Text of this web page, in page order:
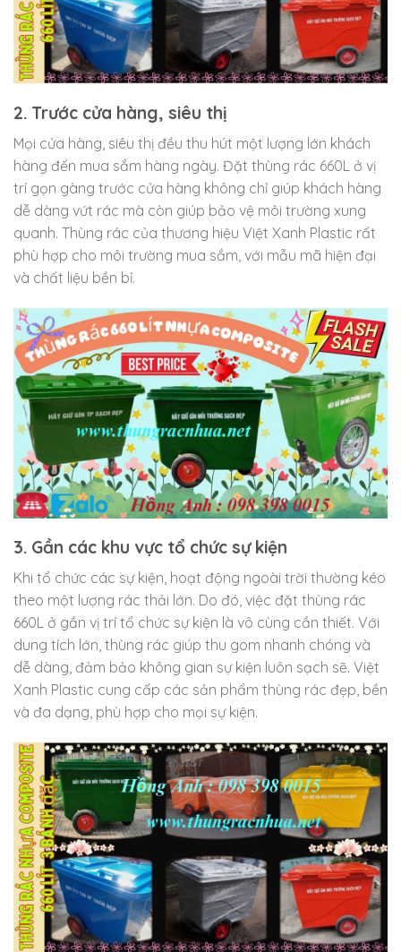
2. Trước cửa hàng, siêu thị
Mọi cửa hàng, siêu thị đều thu hút một lượng lớn khách
hàng đến mua sắm hàng ngày. Đặt thùng rác 660L ở vị
trí gọn gàng trước cửa hàng không chỉ giúp khách hàng
dễ dàng vứt rác mà còn giúp bảo vệ môi trường xung
quanh. Thùng rác của thương hiệu Việt Xanh Plastic rất
phù hợp cho môi trường mua sắm, với mẫu mã hiện đại
và chất liệu bền bỉ.
3. Gần các khu vực tổ chức sự kiện
Khi tổ chức các sự kiện, hoạt động ngoài trời thường kéo
theo một lượng rác thải lớn. Do đó, việc đặt thùng rác
660L ở gần vị trí tổ chức sự kiện là vô cùng cần thiết. Với
dung tích lớn, thùng rác giúp thu gom nhanh chóng và
dễ dàng, đảm bảo không gian sự kiện luôn sạch sẽ. Việt
Xanh Plastic cung cấp các sản phẩm thùng rác đẹp, bền
và đa dạng, phù hợp cho mọi sự kiện.